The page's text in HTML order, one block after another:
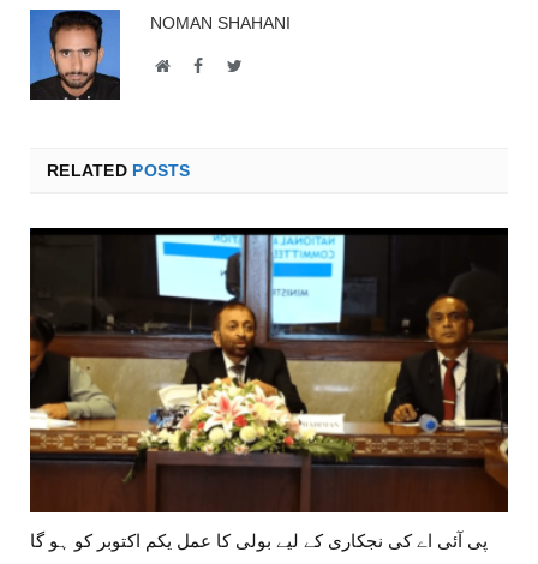
NOMAN SHAHANI
WebsiteFacebookTwitter
RELATEDPOSTS
پی آئی اے کی نجکاری کے لیے بولی کا عمل یکم اکتوبر کو ہو گا